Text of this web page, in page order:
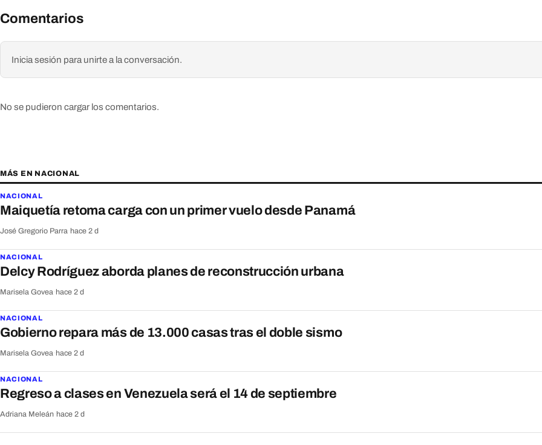
Comentarios
Inicia sesión para unirte a la conversación.
No se pudieron cargar los comentarios.
MÁS EN NACIONAL
NACIONAL
Maiquetía retoma carga con un primer vuelo desde Panamá
José Gregorio Parra hace 2 d
NACIONAL
Delcy Rodríguez aborda planes de reconstrucción urbana
Marisela Govea hace 2 d
NACIONAL
Gobierno repara más de 13.000 casas tras el doble sismo
Marisela Govea hace 2 d
NACIONAL
Regreso a clases en Venezuela será el 14 de septiembre
Adriana Meleán hace 2 d